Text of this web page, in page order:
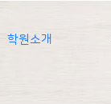
학원소개